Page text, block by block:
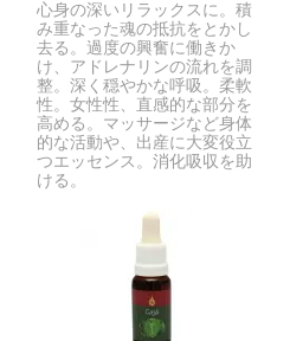
心身の深いリラックスに。積
み重なった魂の抵抗をとかし
去る。過度の興奮に働きか
け、アドレナリンの流れを調
整。深く穏やかな呼吸。柔軟
性。女性性、直感的な部分を
高める。マッサージなど身体
的な活動や、出産に大変役立
つエッセンス。消化吸収を助
ける。